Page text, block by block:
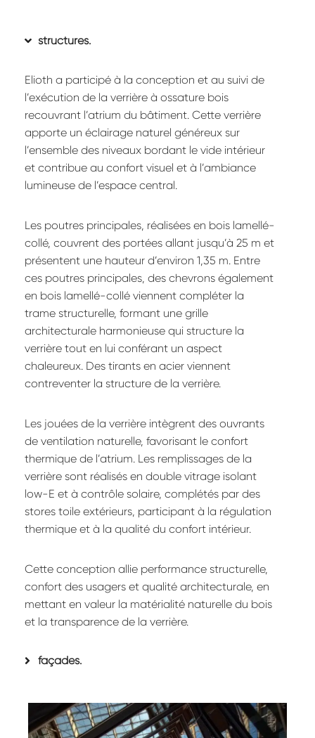
structures.
Elioth a participé à la conception et au suivi de
l’exécution de la verrière à ossature bois
recouvrant l’atrium du bâtiment. Cette verrière
apporte un éclairage naturel généreux sur
l’ensemble des niveaux bordant le vide intérieur
et contribue au confort visuel et à l’ambiance
lumineuse de l’espace central.
Les poutres principales, réalisées en bois lamellé-
collé, couvrent des portées allant jusqu’à 25 m et
présentent une hauteur d’environ 1,35 m. Entre
ces poutres principales, des chevrons également
en bois lamellé-collé viennent compléter la
trame structurelle, formant une grille
architecturale harmonieuse qui structure la
verrière tout en lui conférant un aspect
chaleureux. Des tirants en acier viennent
contreventer la structure de la verrière.
Les jouées de la verrière intègrent des ouvrants
de ventilation naturelle, favorisant le confort
thermique de l’atrium. Les remplissages de la
verrière sont réalisés en double vitrage isolant
low-E et à contrôle solaire, complétés par des
stores toile extérieurs, participant à la régulation
thermique et à la qualité du confort intérieur.
Cette conception allie performance structurelle,
confort des usagers et qualité architecturale, en
mettant en valeur la matérialité naturelle du bois
et la transparence de la verrière.
façades.